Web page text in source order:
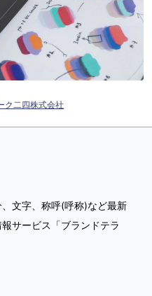
ク二四株式会社
文字、称呼(呼称)など最新
サービス「ブランドテラ